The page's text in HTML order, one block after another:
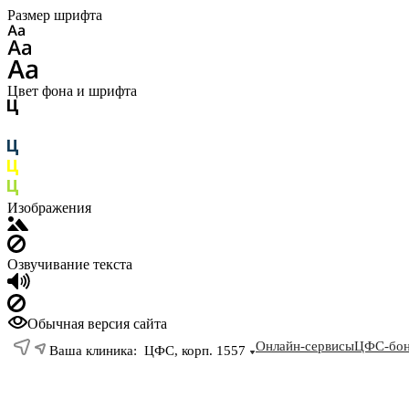
Размер шрифта
Цвет фона и шрифта
Изображения
Озвучивание текста
Обычная версия сайта
Ваша клиника: ЦФС, корп. 1557 Онлайн-сервисыЦФС-